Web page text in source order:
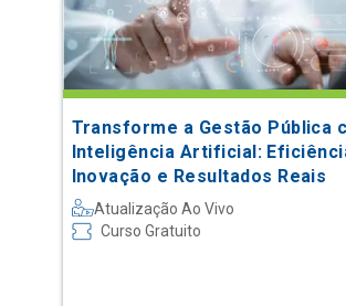
Transforme a Gestão Pública
Inteligência Artificial:
Inovação e Resultados Reais
Atualização Ao Vivo
Curso Gratuito